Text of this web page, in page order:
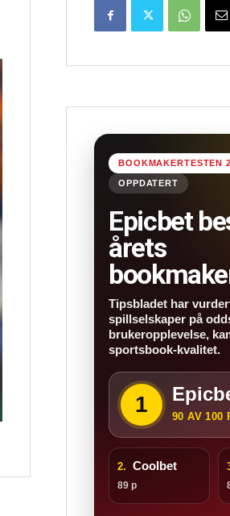
BOOKMAKERTESTEN
OPPDATERT
Epicbet
årets
Tipsbladet har
spillselskaper på
brukeropplevelse,
sportsbook-kvalitet.
1 90 AV 100
2. Coolbet
89 p